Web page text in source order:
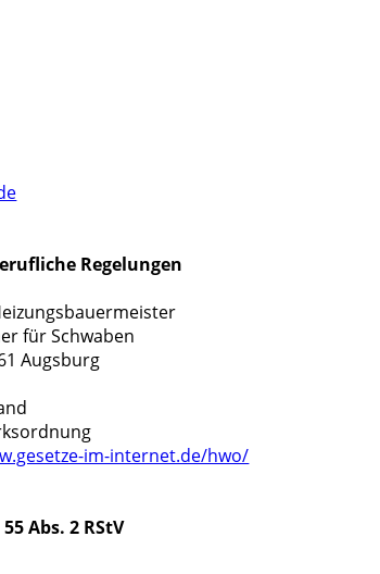
Regelungen
für Schwaben
Augsburg
im-internet.de/hwo/
Abs. 2 RStV